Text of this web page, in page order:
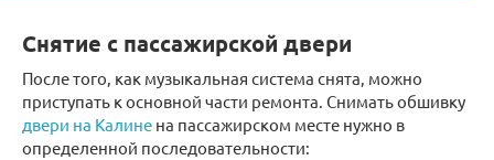
Снятие с пассажирской двери
После того, как музыкальная система снята, можно
приступать к основной части ремонта. Снимать обшивку
двери на Калине на пассажирском месте нужно в
определенной последовательности: